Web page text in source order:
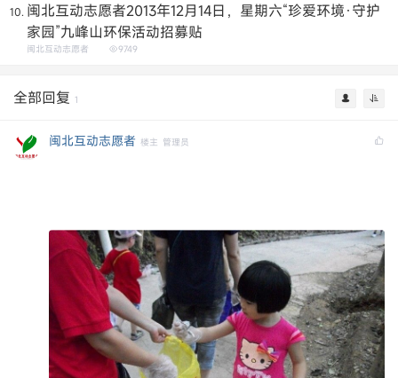
闽北互动志愿者2013年12月14日，星期六“珍爱环境·守护
家园”九峰山环保活动招募贴
闽北互动志愿者 9749
全部回复 1
闽北互动志愿者 楼主 管理员